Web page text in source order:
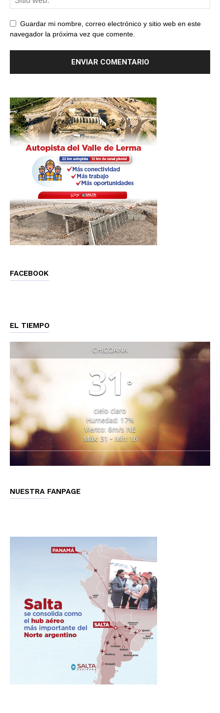
Guardar mi nombre, correo electrónico y sitio web en este
navegador la próxima vez que comente.
FACEBOOK
EL TIEMPO
CHICOANA
31 °
cielo claro
Humedad: 17%
Viento: 6m/s NE
Máx: 31 • Mín: 16
NUESTRA FANPAGE